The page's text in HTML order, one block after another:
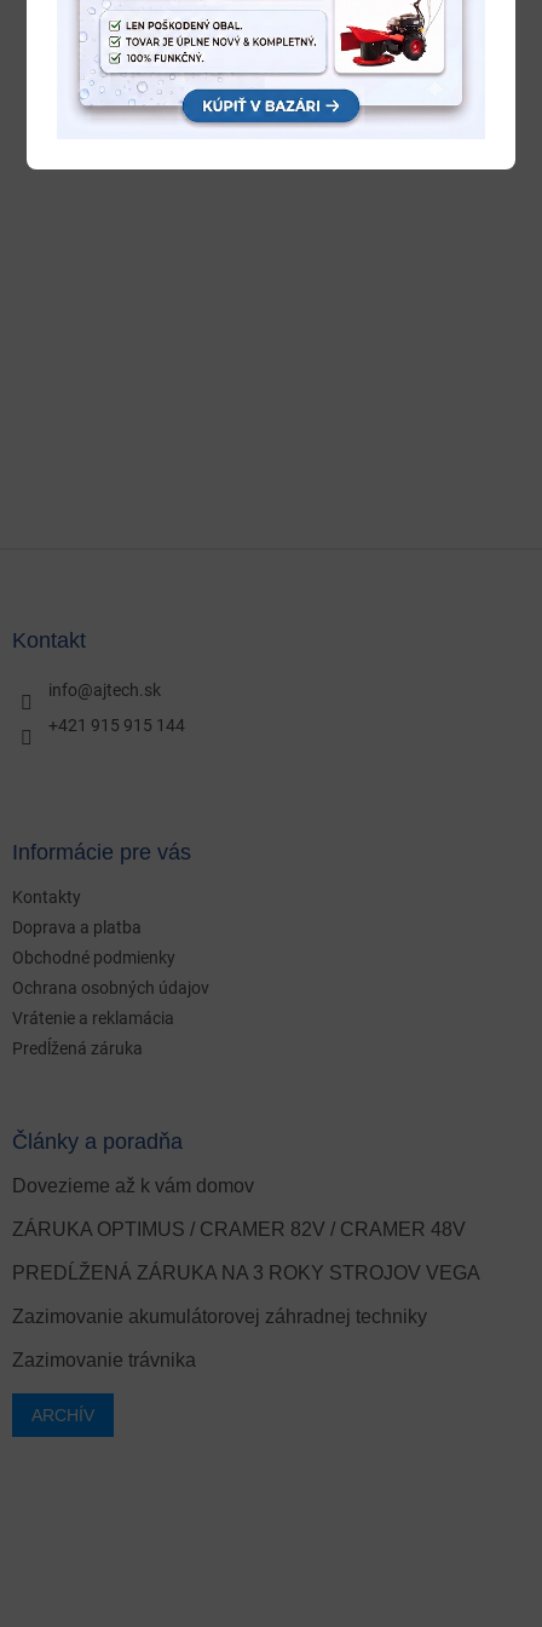
Kontakt
info@ajtech.sk
+421 915 915 144
Informácie pre vás
Kontakty
Doprava a platba
Obchodné podmienky
Ochrana osobných údajov
Vrátenie a reklamácia
Predĺžená záruka
Články a poradňa
Dovezieme až k vám domov
ZÁRUKA OPTIMUS / CRAMER 82V / CRAMER 48V
PREDĹŽENÁ ZÁRUKA NA 3 ROKY STROJOV VEGA
Zazimovanie akumulátorovej záhradnej techniky
Zazimovanie trávnika
ARCHÍV